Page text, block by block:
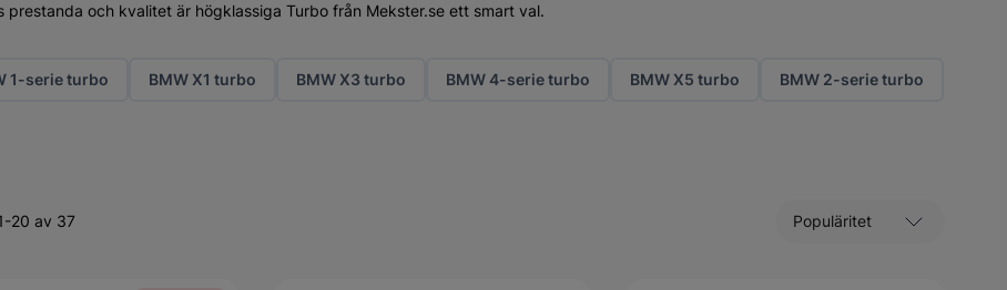
och kvalitet är högklassiga Turbo från Mekster.se ett smart val.
1-serie turbo BMW X1 turbo BMW X3 turbo BMW 4-serie turbo BMW X5 turbo BMW 2-serie turbo
Sortera efter
20 av 37